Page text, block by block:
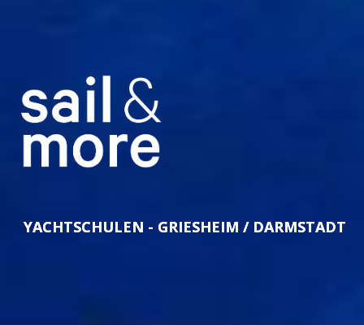
YACHTSCHULEN - GRIESHEIM / DARMSTADT